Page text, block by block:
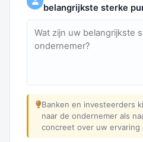
belangrijkste sterke
Banken en investeerders
naar de ondernemer als
concreet over uw ervaring